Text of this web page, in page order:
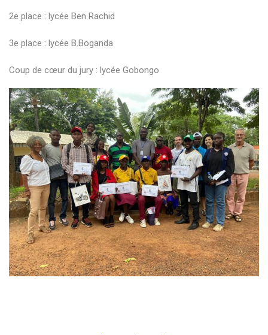
2e place : lycée Ben Rachid
3e place : lycée B.Boganda
Coup de cœur du jury : lycée Gobongo